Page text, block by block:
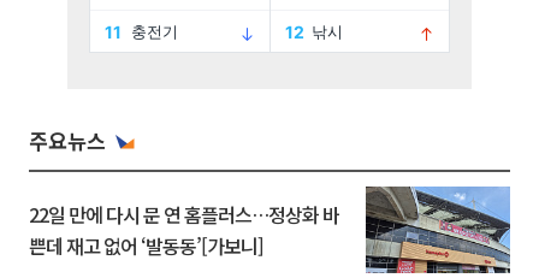
주요뉴스
22일 만에 다시 문 연 홈플러스…정상화 바
쁜데 재고 없어 ‘발동동’[가보니]